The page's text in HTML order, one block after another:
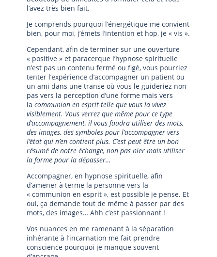
l’avez très bien fait.
Je comprends pourquoi l’énergétique me convient
bien, pour moi, j’émets l’intention et hop, je « vis ».
Cependant, afin de terminer sur une ouverture
« positive » et paracerque l’hypnose spirituelle
n’est pas un contenu fermé ou figé, vous pourriez
tenter l’expérience d’accompagner un patient ou
un ami dans une transe où vous le guideriez non
pas vers la perception d’une forme mais vers
la communion en esprit telle que vous la vivez
visiblement. Vous verrez que même pour ce type
d’accompagnement, il vous faudra utiliser des mots,
des images, des symboles pour l’accompagner vers
l’état qui n’en contient plus. C’est peut être un bon
résumé de notre échange, non pas nier mais utiliser
la forme pour la dépasser…
Accompagner, en hypnose spirituelle, afin
d’amener à terme la personne vers la
« communion en esprit », est possible je pense. Et
oui, ça demande tout de même à passer par des
mots, des images… Ahh c’est passionnant !
Vos nuances en me ramenant à la séparation
inhérante à l’incarnation me fait prendre
conscience pourquoi je manque souvent